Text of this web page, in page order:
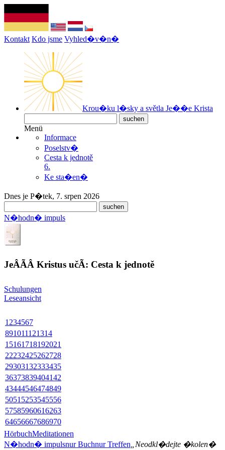
Kontakt Kdo jsme Vyhled�v�n�
Krou�ku l�sky a světla Je��e Krista
Menü
Informace
Poselstv�
Cesta k jednotě
6.
Ke sta�en�
Dnes je P�tek, 7. srpen 2026
N�hodn� impuls
JeÂÃ­Â Kristus učÃ­: Cesta k jednotě
Schulungen
Leseansicht
1 234567
891011121314
15161718192021
22232425262728
29303132333435
36373839404142
43444546474849
5051 5253545556
57585960616263
64656667686970
HörbuchMeditationen
N�hodn� impulsnur Buchnur Treffen „Neodkl�dejte �kolen�